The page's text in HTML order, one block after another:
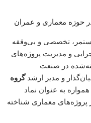
معماری و عمران
۲۸ سال تجربه‌ مستمر، تخصصی و بی‌وقفه
و مدیریت پروژه‌های
در صنعت
و مدیر ارشدگروه
به عنوان نماد
معماری شناخته